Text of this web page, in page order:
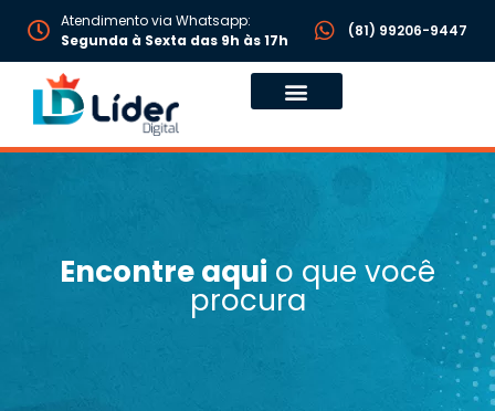
Atendimento via Whatsapp:
Segunda à Sexta das 9h às 17h
(81) 99206-9447
Encontre aqui o que você
procura